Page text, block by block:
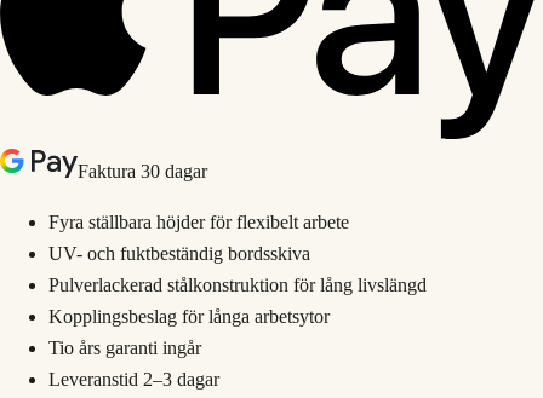
Faktura 30 dagar
Fyra ställbara höjder för flexibelt arbete
UV- och fuktbeständig bordsskiva
Pulverlackerad stålkonstruktion för lång livslängd
Kopplingsbeslag för långa arbetsytor
Tio års garanti ingår
Leveranstid 2–3 dagar